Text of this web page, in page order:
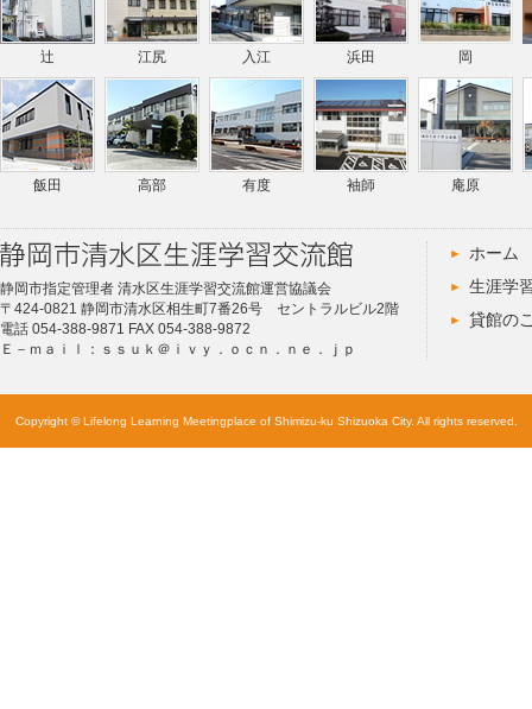
辻 江尻 入江 浜田 岡
飯田 高部 有度 袖師 庵原
静岡市指定管理者 清水区生涯学習交流館運営協議会
〒424-0821 静岡市清水区相生町7番26号 セントラルビル2階
電話 054-388-9871 FAX 054-388-9872
Ｅ－ｍａｉｌ：ｓｓｕｋ＠ｉｖｙ．ｏｃｎ．ｎｅ．ｊｐ
ホーム
生涯学
貸館の
Copyright © Lifelong Learning Meetingplace of Shimizu-ku Shizuoka City. All rights reserved.